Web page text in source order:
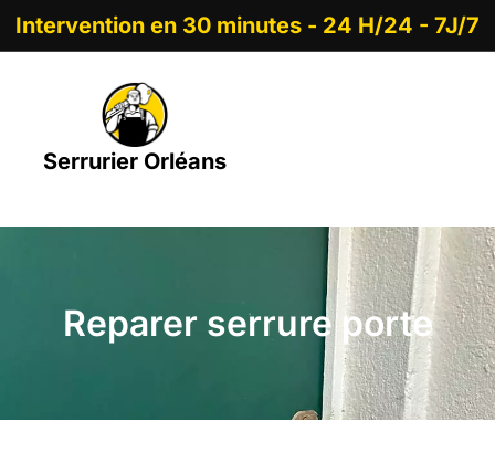
Intervention en 30 minutes - 24 H/24 - 7J/7
Serrurier Orléans
Reparer serrure porte